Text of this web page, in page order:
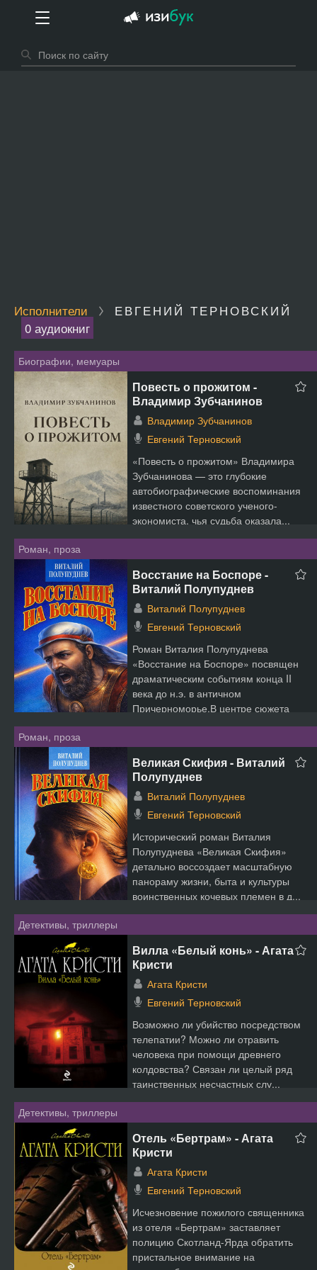
Исполнители
ЕВГЕНИЙ ТЕРНОВСКИЙ
0 аудиокниг
Биографии, мемуары
Повесть о прожитом -
Владимир Зубчанинов
Владимир Зубчанинов
Евгений Терновский
«Повесть о прожитом» Владимира
Зубчанинова — это глубокие
автобиографические воспоминания
известного советского ученого-
экономиста, чья судьба оказала...
Роман, проза
Восстание на Боспоре -
Виталий Полупуднев
Виталий Полупуднев
Евгений Терновский
Роман Виталия Полупуднева
«Восстание на Боспоре» посвящен
драматическим событиям конца II
века до н.э. в античном
Причерноморье.В центре сюжета
находи...
Роман, проза
Великая Скифия - Виталий
Полупуднев
Виталий Полупуднев
Евгений Терновский
Исторический роман Виталия
Полупуднева «Великая Скифия»
детально воссоздает масштабную
панораму жизни, быта и культуры
воинственных кочевых племен в д...
Детективы, триллеры
Вилла «Белый конь» - Агата
Кристи
Агата Кристи
Евгений Терновский
Возможно ли убийство посредством
телепатии? Можно ли отравить
человека при помощи древнего
колдовства? Связан ли целый ряд
таинственных несчастных слу...
Детективы, триллеры
Отель «Бертрам» - Агата
Кристи
Агата Кристи
Евгений Терновский
Исчезновение пожилого священника
из отеля «Бертрам» заставляет
полицию Скотланд-Ярда обратить
пристальное внимание на